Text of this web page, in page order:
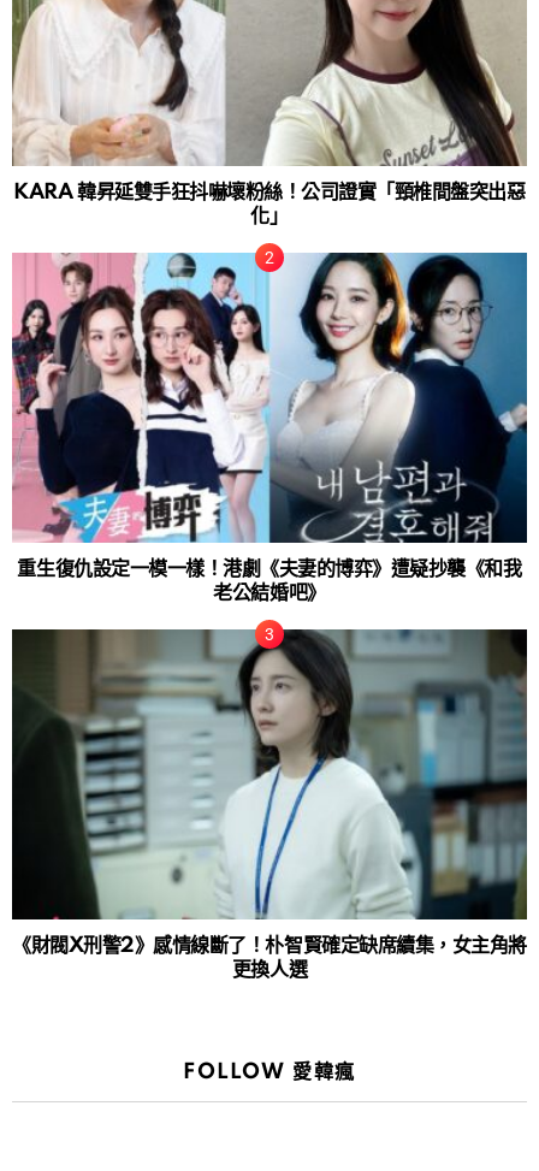
KARA 韓昇延雙手狂抖嚇壞粉絲！公司證實「頸椎間盤突出惡
化」
重生復仇設定一模一樣！港劇《夫妻的博弈》遭疑抄襲《和我
老公結婚吧》
《財閥X刑警2》感情線斷了！朴智賢確定缺席續集，女主角將
更換人選
FOLLOW 愛韓瘋